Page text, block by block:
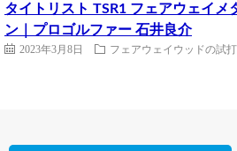
タイトリスト TSR1 フェアウェイメ
ン｜プロゴルファー 石井良介
2023年3月8日 フェアウェイウッドの試